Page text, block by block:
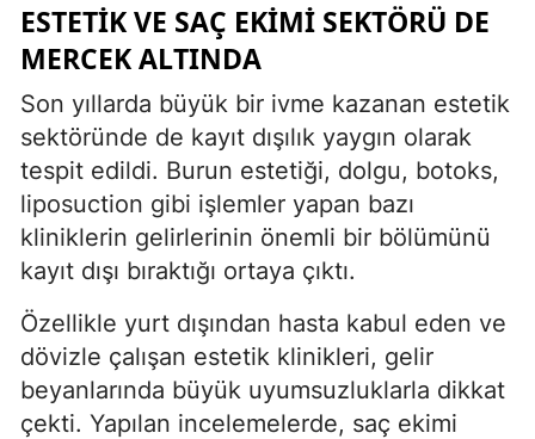
ESTETIK VE SAÇ EKIMI SEKTÖRÜ DE
MERCEK ALTINDA
Son yıllarda büyük bir ivme kazanan estetik
sektöründe de kayıt dışılık yaygın olarak
tespit edildi. Burun estetiği, dolgu, botoks,
liposuction gibi işlemler yapan bazı
kliniklerin gelirlerinin önemli bir bölümünü
kayıt dışı bıraktığı ortaya çıktı.
Özellikle yurt dışından hasta kabul eden ve
dövizle çalışan estetik klinikleri, gelir
beyanlarında büyük uyumsuzluklarla dikkat
çekti. Yapılan incelemelerde, saç ekimi